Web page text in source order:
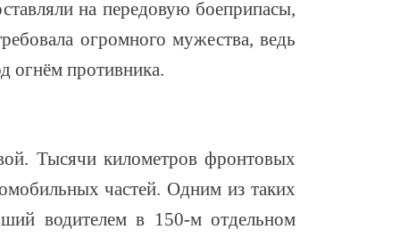
на передовую боеприпасы,
огромного мужества, ведь
огнём противника.
Тысячи километров фронтовых
частей. Одним из таких
водителем в 150-м отдельном